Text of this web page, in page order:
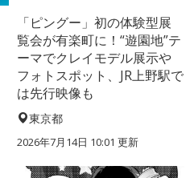
「ピングー」初の体験型展
覧会が有楽町に！“遊園地”テ
ーマでクレイモデル展示や
フォトスポット、JR上野駅で
は先行映像も
東京都
2026年7月14日 10:01 更新